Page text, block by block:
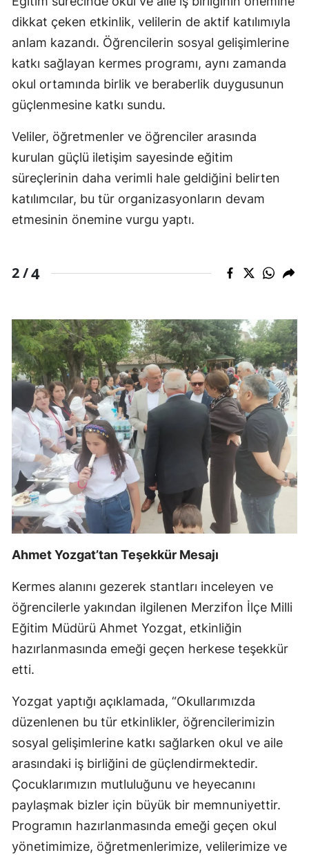
dikkat çeken etkinlik, velilerin de aktif katılımıyla
anlam kazandı. Öğrencilerin sosyal gelişimlerine
katkı sağlayan kermes programı, aynı zamanda
okul ortamında birlik ve beraberlik duygusunun
güçlenmesine katkı sundu.
Veliler, öğretmenler ve öğrenciler arasında
kurulan güçlü iletişim sayesinde eğitim
süreçlerinin daha verimli hale geldiğini belirten
katılımcılar, bu tür organizasyonların devam
etmesinin önemine vurgu yaptı.
2 /4
Ahmet Yozgat’tan Teşekkür Mesajı
Kermes alanını gezerek stantları inceleyen ve
öğrencilerle yakından ilgilenen Merzifon İlçe Milli
Eğitim Müdürü Ahmet Yozgat, etkinliğin
hazırlanmasında emeği geçen herkese teşekkür
etti.
Yozgat yaptığı açıklamada, “Okullarımızda
düzenlenen bu tür etkinlikler, öğrencilerimizin
sosyal gelişimlerine katkı sağlarken okul ve aile
arasındaki iş birliğini de güçlendirmektedir.
Çocuklarımızın mutluluğunu ve heyecanını
paylaşmak bizler için büyük bir memnuniyettir.
Programın hazırlanmasında emeği geçen okul
yönetimimize, öğretmenlerimize, velilerimize ve